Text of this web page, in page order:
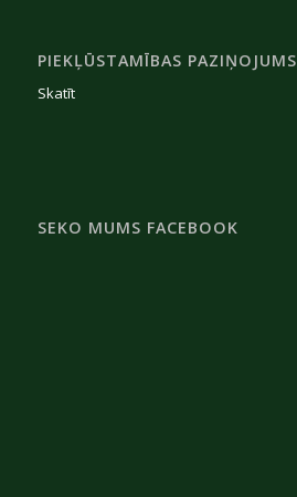
PIEKĻŪSTAMĪBAS PAZIŅOJUMS
Skatīt
SEKO MUMS FACEBOOK